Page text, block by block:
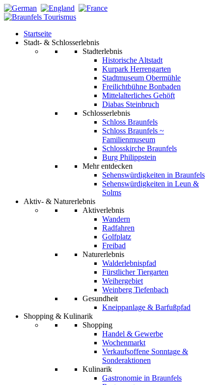
Startseite
Stadt- & Schlosserlebnis
Stadterlebnis
Historische Altstadt
Kurpark Herrengarten
Stadtmuseum Obermühle
Freilichtbühne Bonbaden
Mittelalterliches Gehöft
Diabas Steinbruch
Schlosserlebnis
Schloss Braunfels
Schloss Braunfels ~
Familienmuseum
Schlosskirche Braunfels
Burg Philippstein
Mehr entdecken
Sehenswürdigkeiten in Braunfels
Sehenswürdigkeiten in Leun &
Solms
Aktiv- & Naturerlebnis
Aktiverlebnis
Wandern
Radfahren
Golfplatz
Freibad
Naturerlebnis
Walderlebnispfad
Fürstlicher Tiergarten
Weihergebiet
Weinberg Tiefenbach
Gesundheit
Kneippanlage & Barfußpfad
Shopping & Kulinarik
Shopping
Handel & Gewerbe
Wochenmarkt
Verkaufsoffene Sonntage &
Sonderaktionen
Kulinarik
Gastronomie in Braunfels